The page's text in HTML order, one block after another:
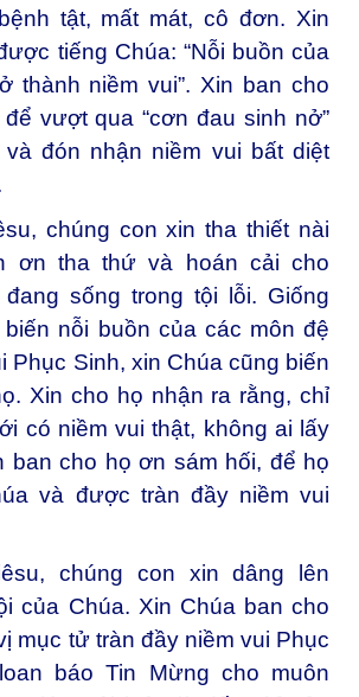
tật, mất mát, cô đơn. Xin
tiếng Chúa: “Nỗi buồn của
thành niềm vui”. Xin ban cho
vượt qua “cơn đau sinh nở”
đón nhận niềm vui bất diệt
chúng con xin tha thiết nài
ơn tha thứ và hoán cải cho
sống trong tội lỗi. Giống
nỗi buồn của các môn đệ
Phục Sinh, xin Chúa cũng biến
Xin cho họ nhận ra rằng, chỉ
có niềm vui thật, không ai lấy
ban cho họ ơn sám hối, để họ
và được tràn đầy niềm vui
chúng con xin dâng lên
của Chúa. Xin Chúa ban cho
mục tử tràn đầy niềm vui Phục
báo Tin Mừng cho muôn